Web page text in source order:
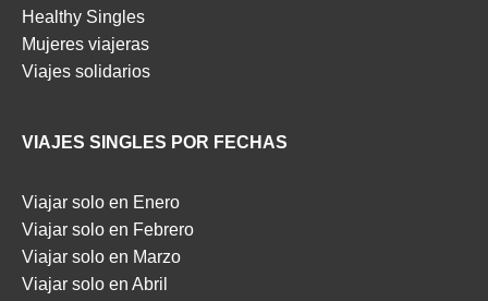
Healthy Singles
Mujeres viajeras
Viajes solidarios
VIAJES SINGLES POR FECHAS
Viajar solo en Enero
Viajar solo en Febrero
Viajar solo en Marzo
Viajar solo en Abril